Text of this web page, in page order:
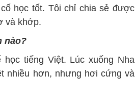
học tốt. Tôi chỉ chia sẻ được
và khớp.
nào?
tiếng Việt. Lúc xuống Nha
nhiều hơn, nhưng hơi cứng và